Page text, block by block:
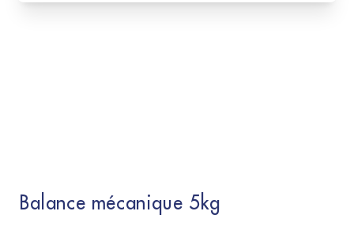
Balance mécanique 5kg